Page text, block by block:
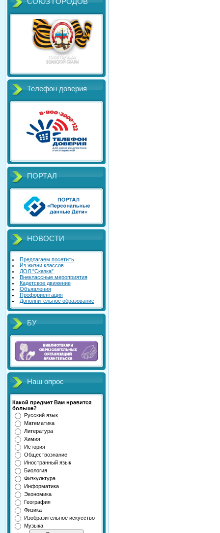
Телефон доверия
ПОРТАЛ
НОВОСТИ
Предлагаем посетить
Из жизни классов
ДОЛ "Сказка"
Внеклассные мероприятия
Кадетское движение
Объявления
Профориентация
Дополнительное образование
БУ
Наш опрос
Какой предмет Вам нравится
больше?
Русский язык
Математика
Литература
Химия
История
Обществознание
Иностранный язык
Биология
Физкультура
Информатика
Экономика
География
Физика
Изобразительное искусство
Музыка